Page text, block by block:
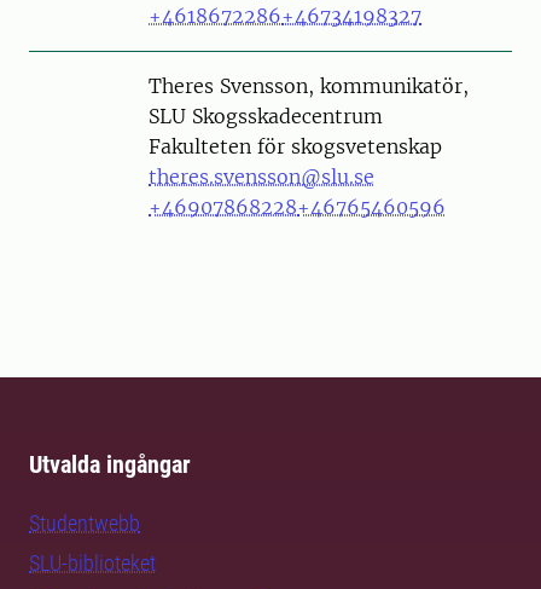
+4618672286+46734198327
PersonTheres Svensson, kommunikatör,
SLU Skogsskadecentrum
Fakulteten för skogsvetenskap
theres.svensson@slu.se
+46907868228+46765460596
Utvalda ingångar
Studentwebb
SLU-biblioteket